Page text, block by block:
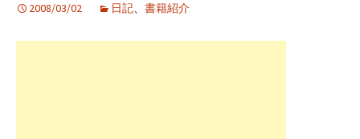
2008/03/02 日記、 書籍紹介